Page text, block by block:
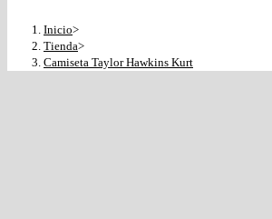
Inicio>
Tienda>
Camiseta Taylor Hawkins Kurt